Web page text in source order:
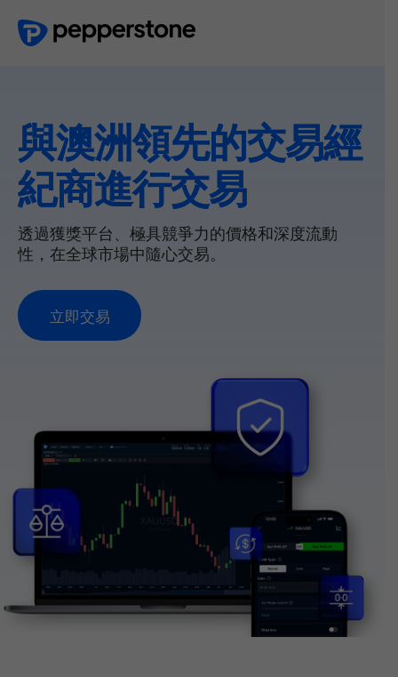
與澳洲領先的交易經
紀商進行交易
透過獲獎平台、極具競爭力的價格和深度流動
性，在全球市場中隨心交易。
立即交易